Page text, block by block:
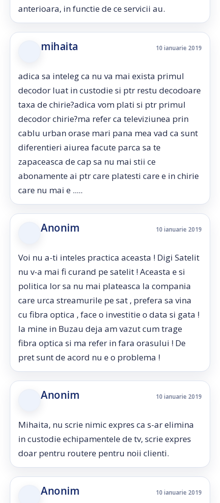
anterioara, in functie de ce servicii au.
mihaita 10 ianuarie 2019
adica sa inteleg ca nu va mai exista primul
decodor luat in custodie si ptr restu decodoare
taxa de chirie?adica vom plati si ptr primul
decodor chirie?ma refer ca televiziunea prin
cablu urban orase mari pana mea vad ca sunt
diferentieri aiurea facute parca sa te
zapaceasca de cap sa nu mai stii ce
abonamente ai ptr care platesti care e in chirie
care nu mai e .....
Anonim 10 ianuarie 2019
Voi nu a-ti inteles practica aceasta ! Digi Satelit
nu v-a mai fi curand pe satelit ! Aceasta e si
politica lor sa nu mai plateasca la compania
care urca streamurile pe sat , prefera sa vina
cu fibra optica , face o investitie o data si gata !
la mine in Buzau deja am vazut cum trage
fibra optica si ma refer in fara orasului ! De
pret sunt de acord nu e o problema !
Anonim 10 ianuarie 2019
Mihaita, nu scrie nimic expres ca s-ar elimina
in custodie echipamentele de tv, scrie expres
doar pentru routere pentru noii clienti.
Anonim 10 ianuarie 2019